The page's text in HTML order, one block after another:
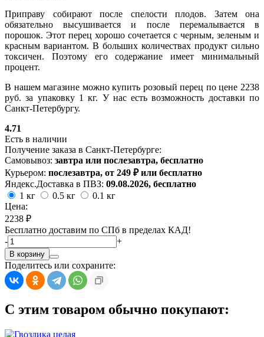
Приправу собирают после спелости плодов. Затем она
обязательно высушивается и после перемалывается в
порошок. Этот перец хорошо сочетается с черным, зеленым и
красным вариантом. В больших количествах продукт сильно
токсичен. Поэтому его содержание имеет минимальный
процент.
В нашем магазине можно купить розовый перец по цене 2238
руб. за упаковку 1 кг. У нас есть возможность доставки по
Санкт-Петербургу.
4.71
Есть в наличии
Получение заказа в Санкт-Петербурге:
Самовывоз: завтра или послезавтра, бесплатно
Курьером: послезавтра, от 249 ₽ или бесплатно
Яндекс.Доставка в ПВЗ: 09.08.2026, бесплатно
1 кг
0.5 кг
0.1 кг
Цена:
2238 ₽
Бесплатно доставим по СПб в пределах КАД!
-
+
В корзину
Поделитесь или сохраните:
С этим товаром обычно покупают: